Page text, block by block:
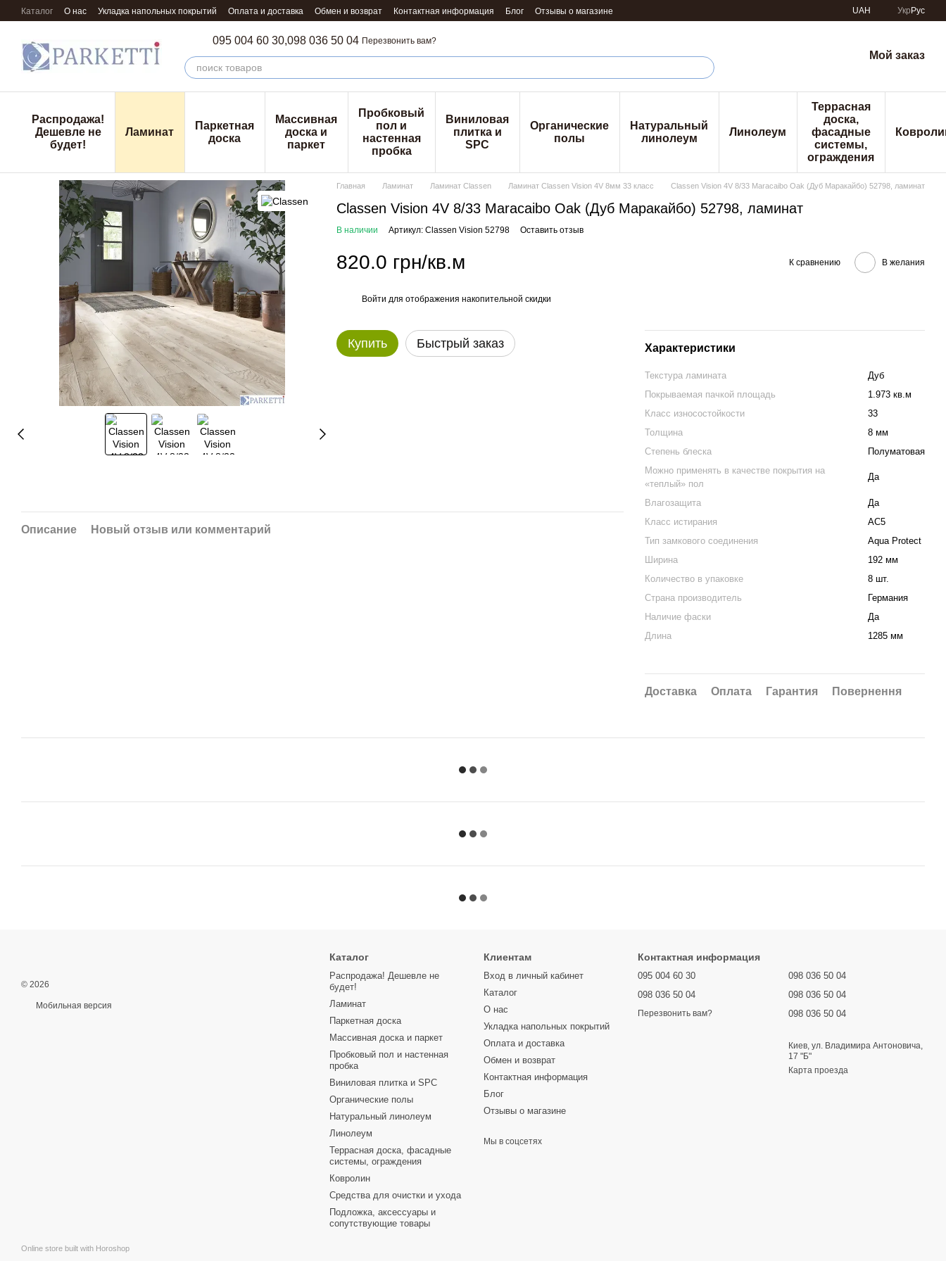
Перейти к основному контенту
Каталог О нас Укладка напольных покрытий Оплата и доставка Обмен и возврат Контактная информация Блог Отзывы о магазине UAH Укр Рус
095 004 60 30,098 036 50 04 Перезвонить вам?
Мой заказ
Распродажа!
Дешевле не
будет!
Ламинат
Паркетная
доска
Массивная
доска и
паркет
Пробковый
пол и
настенная
пробка
Виниловая
плитка и
SPC
Органические
полы
Натуральный
линолеум
Линолеум
Террасная
доска,
фасадные
системы,
ограждения
Главная Ламинат Ламинат Classen Ламинат Classen Vision 4V 8мм 33 класс Classen Vision 4V 8/33 Maracaibo Oak (Дуб Маракайбо) 52798, ламинат
Classen Vision 4V 8/33 Maracaibo Oak (Дуб Маракайбо) 52798, ламинат
В наличии Артикул: Classen Vision 52798 Оставить отзыв
820.0 грн/кв.м К сравнению В желания
Войти для отображения накопительной скидки
Купить Быстрый заказ Характеристики
Текстура ламината
Дуб
Покрываемая пачкой площадь
1.973 кв.м
Класс износостойкости
33
Толщина
8 мм
Степень блеска
Полуматовая
Можно применять в качестве покрытия на
«теплый» пол
Да
Влагозащита
Да
Класс истирания
АС5
Тип замкового соединения
Aqua Protect
Ширина
192 мм
Количество в упаковке
8 шт.
Страна производитель
Германия
Наличие фаски
Да
Длина
1285 мм
Доставка Оплата Гарантия Повернення
Описание Новый отзыв или комментарий
© 2026
Мобильная версия
Online store built with Horoshop
Каталог
Распродажа! Дешевле не
будет!
Ламинат
Паркетная доска
Массивная доска и паркет
Пробковый пол и настенная
пробка
Виниловая плитка и SPC
Органические полы
Натуральный линолеум
Линолеум
Террасная доска, фасадные
системы, ограждения
Ковролин
Средства для очистки и ухода
Подложка, аксессуары и
сопутствующие товары
Клиентам
Вход в личный кабинет
Каталог
О нас
Укладка напольных покрытий
Оплата и доставка
Обмен и возврат
Контактная информация
Блог
Отзывы о магазине
Мы в соцсетях
Контактная информация
095 004 60 30
098 036 50 04
Перезвонить вам?
098 036 50 04
098 036 50 04
098 036 50 04
Киев, ул. Владимира Антоновича,
17 "Б"
Карта проезда